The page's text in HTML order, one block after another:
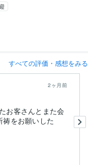
すべての評価・感想をみる
2ヶ月前
お客さんとまた会
祷をお願いした